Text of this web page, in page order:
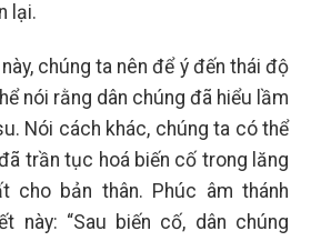
lại.
chúng ta nên để ý đến thái độ
nói rằng dân chúng đã hiểu lầm
Nói cách khác, chúng ta có thể
trần tục hoá biến cố trong lăng
cho bản thân. Phúc âm thánh
này: “Sau biến cố, dân chúng